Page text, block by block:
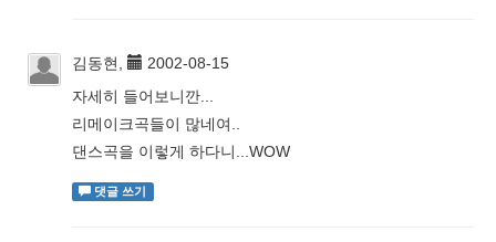
김동현,
2002-08-15
자세히 들어보니깐...
리메이크곡들이 많네여..
댄스곡을 이렇게 하다니...WOW
댓글 쓰기